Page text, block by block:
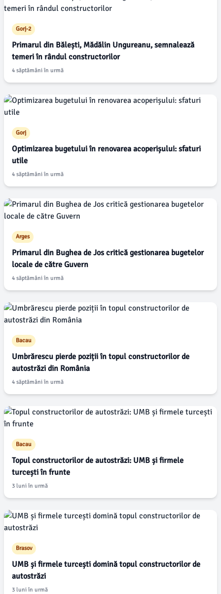
Gorj-2
Primarul din Bălești, Mădălin Ungureanu, semnalează
temeri în rândul constructorilor
4 săptămâni în urmă
Gorj
Optimizarea bugetului în renovarea acoperișului: sfaturi
utile
4 săptămâni în urmă
Arges
Primarul din Bughea de Jos critică gestionarea bugetelor
locale de către Guvern
4 săptămâni în urmă
Bacau
Umbrărescu pierde poziții în topul constructorilor de
autostrăzi din România
4 săptămâni în urmă
Bacau
Topul constructorilor de autostrăzi: UMB și firmele
turcești în frunte
3 luni în urmă
Brasov
UMB și firmele turcești domină topul constructorilor de
autostrăzi
3 luni în urmă